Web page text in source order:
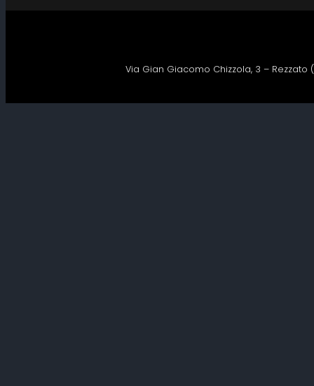
Via Gian Giacomo Chizzola, 3 – Rezzato